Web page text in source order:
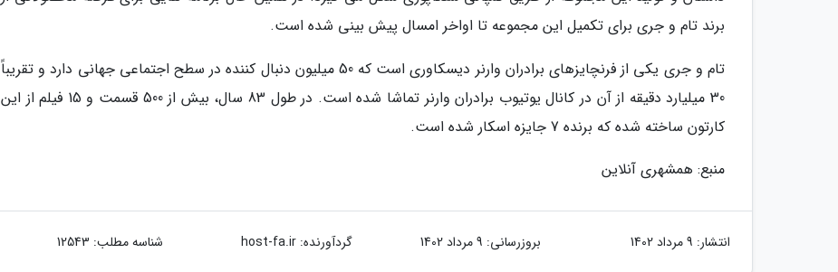
برند تام و جری برای تکمیل این مجموعه تا اواخر امسال پیش بینی شده است.
تام و جری یکی از فرنچایزهای برادران وارنر دیسکاوری است که 50 میلیون دنبال کننده در سطح اجتماعی جهانی دارد و تقریباً
30 میلیارد دقیقه از آن در کانال یوتیوب برادران وارنر تماشا شده است. در طول 83 سال، بیش از 500 قسمت و 15 فیلم از این
کارتون ساخته شده که برنده 7 جایزه اسکار شده است.
منبع: همشهری آنلاین
انتشار: 9 مرداد 1402 بروزرسانی: 9 مرداد 1402 گردآورنده:host-fa.ir شناسه مطلب: 12543